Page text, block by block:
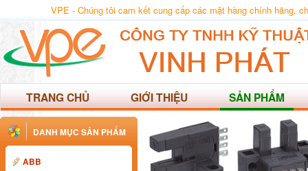
VPE - Chúng tôi cam kết cung cấp các mặt hàng chính hãng,
TRANG CHỦ GIỚI THIỆU SẢN PHẨM
DANH MỤC SẢN PHẨM
ABB